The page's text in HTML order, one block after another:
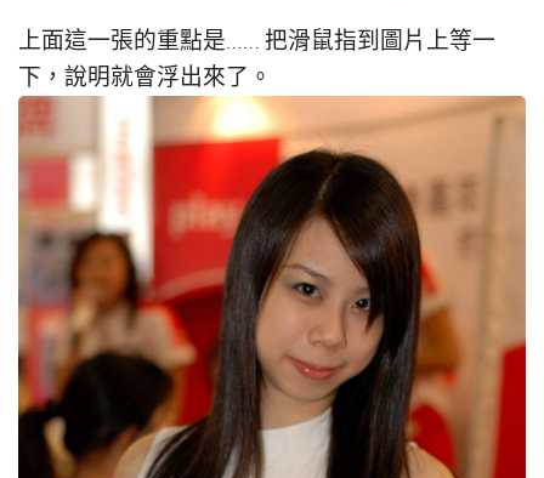
上面這一張的重點是…… 把滑鼠指到圖片上等一
下，說明就會浮出來了。